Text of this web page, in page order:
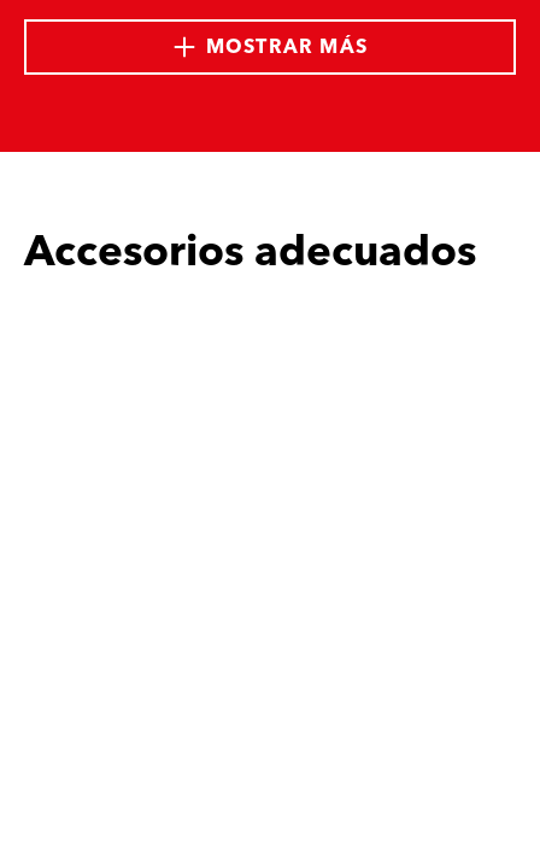
MOSTRAR MÁS
Accesorios adecuados